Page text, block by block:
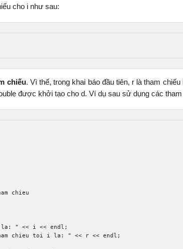
cho i như sau:
chiếu. Vì thế, trong khai báo đầu tiên, r là tham
được khởi tạo cho d. Ví dụ sau sử dụng các
chieu
la: " << i << endl ;
chieu toi i la: " << r << endl ;